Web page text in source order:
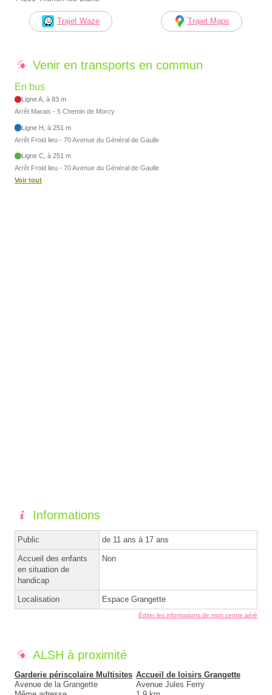
Trajet Waze Trajet Maps
Venir en transports en commun
En bus
Ligne A, à 83 m
Arrêt Marais - 5 Chemin de Morcy
Ligne H, à 251 m
Arrêt Froid lieu - 70 Avenue du Général de Gaulle
Ligne C, à 251 m
Arrêt Froid lieu - 70 Avenue du Général de Gaulle
Voir tout
Informations
Public de 11 ans à 17 ans
Accueil des enfants
en situation de
handicap
Non
Localisation Espace Grangette
Éditer les informations de mon centre aéré
ALSH à proximité
Garderie périscolaire Multisites
Avenue de la Grangette
Accueil de loisirs Grangette
Avenue Jules Ferry